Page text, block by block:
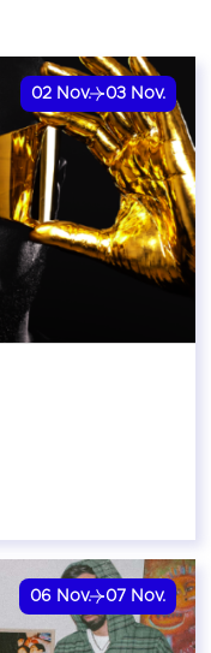
02 Nov. 03 Nov.
06 Nov. 07 Nov.